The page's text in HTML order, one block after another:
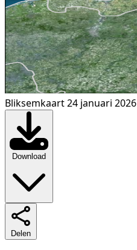
Bliksemkaart 24 januari 2026
Download
Delen